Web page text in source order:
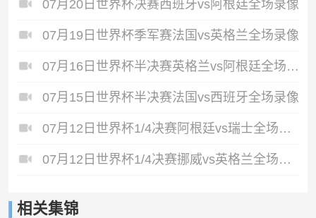
07月20日世界杯决赛西班牙vs阿根廷全场录像
07月19日世界杯季军赛法国vs英格兰全场录像
07月16日世界杯半决赛英格兰vs阿根廷全场录像
07月15日世界杯半决赛法国vs西班牙全场录像
07月12日世界杯1/4决赛阿根廷vs瑞士全场录像
07月12日世界杯1/4决赛挪威vs英格兰全场录像
相关集锦